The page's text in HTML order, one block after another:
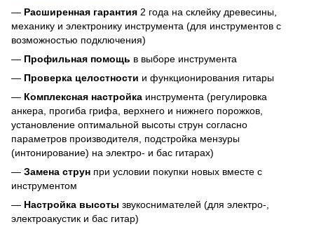
— Расширенная гарантия 2 года на склейку древесины,
механику и электронику инструмента (для инструментов с
возможностью подключения)
— Профильная помощь в выборе инструмента
— Проверка целостности и функционирования гитары
— Комплексная настройка инструмента (регулировка
анкера, прогиба грифа, верхнего и нижнего порожков,
установление оптимальной высоты струн согласно
параметров производителя, подстройка мензуры
(интонирование) на электро- и бас гитарах)
— Замена струн при условии покупки новых вместе с
инструментом
— Настройка высоты звукоснимателей (для электро-,
электроакустик и бас гитар)